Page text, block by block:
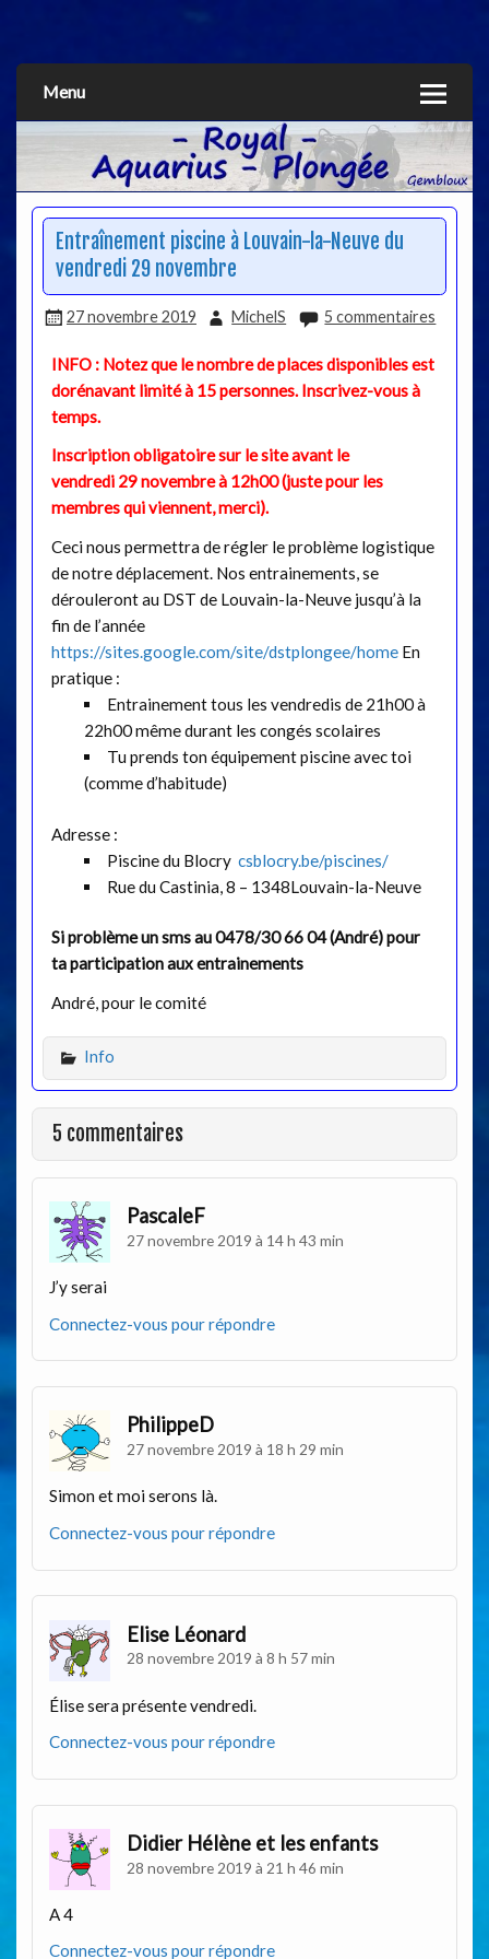
Menu
Entraînement piscine à Louvain-la-Neuve du
vendredi 29 novembre
27 novembre 2019 MichelS 5 commentaires
INFO : Notez que le nombre de places disponibles est
dorénavant limité à 15 personnes. Inscrivez-vous à
temps.
Inscription obligatoire sur le site avant le
vendredi 29 novembre à 12h00 (juste pour les
membres qui viennent, merci).
Ceci nous permettra de régler le problème logistique
de notre déplacement. Nos entrainements, se
dérouleront au DST de Louvain-la-Neuve jusqu’à la
fin de l’année
https://sites.google.com/site/dstplongee/homeEn
pratique :
Entrainement tous les vendredis de 21h00 à
22h00 même durant les congés scolaires
Tu prends ton équipement piscine avec toi
(comme d’habitude)
Adresse :
Piscine du Blocrycsblocry.be/piscines/
Rue du Castinia, 8 – 1348Louvain-la-Neuve
Si problème un sms au 0478/30 66 04 (André) pour
ta participation aux entrainements
André, pour le comité
Info
5 commentaires
PascaleF
27 novembre 2019 à 14 h 43 min
J’y serai
Connectez-vous pour répondre
PhilippeD
27 novembre 2019 à 18 h 29 min
Simon et moi serons là.
Connectez-vous pour répondre
Elise Léonard
28 novembre 2019 à 8 h 57 min
Élise sera présente vendredi.
Connectez-vous pour répondre
Didier Hélène et les enfants
28 novembre 2019 à 21 h 46 min
A 4
Connectez-vous pour répondre